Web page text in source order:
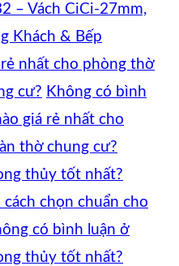
– Vách CiCi-27mm,
Khách & Bếp
rẻ nhất cho phòng thờ
cư? Không có bình
giá rẻ nhất cho
thờ chung cư?
thủy tốt nhất?
chọn chuẩn cho
có bình luận ở
thủy tốt nhất?